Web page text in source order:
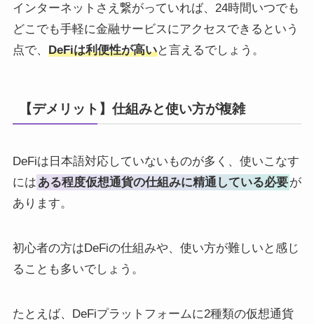
インターネットさえ繋がっていれば、24時間いつでも
どこでも手軽に金融サービスにアクセスできるという
点で、 DeFiは利便性が高いと言えるでしょう。
【デメリット】仕組みと使い方が複雑
DeFiは日本語対応していないものが多く、使いこなす
には ある程度仮想通貨の仕組みに精通している必要が
あります。
初心者の方はDeFiの仕組みや、使い方が難しいと感じ
ることも多いでしょう。
たとえば、DeFiプラットフォームに2種類の仮想通貨